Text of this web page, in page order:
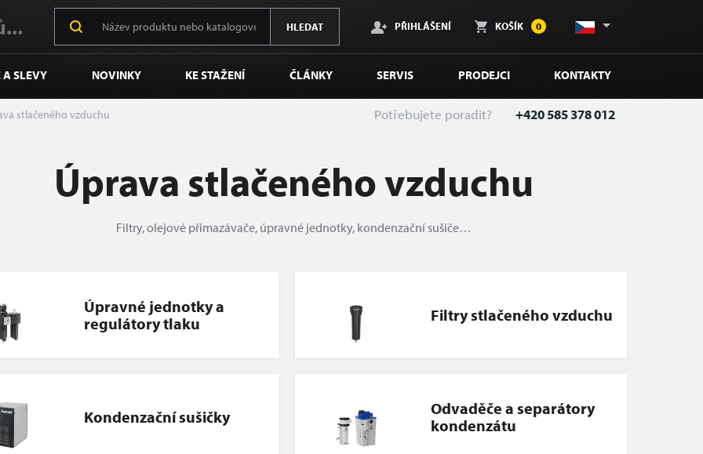
HLEDAT PŘIHLÁŠENÍ KOŠÍK 0
A SLEVY NOVINKY KE STAŽENÍ ČLÁNKY SERVIS PRODEJCI KONTAKTY
stlačeného vzduchu Potřebujete poradit? +420 585 378 012
Úprava stlačeného vzduchu
Filtry, olejové přimazávače, úpravné jednotky, kondenzační sušiče…
Úpravné jednotky a
regulátory tlaku
Filtry stlačeného vzduchu
Kondenzační sušičky
Odvaděče a separátory
kondenzátu